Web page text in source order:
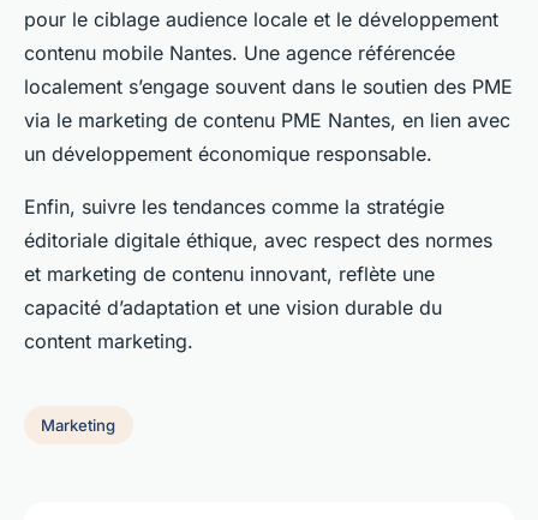
pour le ciblage audience locale et le développement
contenu mobile Nantes. Une agence référencée
localement s’engage souvent dans le soutien des PME
via le marketing de contenu PME Nantes, en lien avec
un développement économique responsable.
Enfin, suivre les tendances comme la stratégie
éditoriale digitale éthique, avec respect des normes
et marketing de contenu innovant, reflète une
capacité d’adaptation et une vision durable du
content marketing.
Marketing